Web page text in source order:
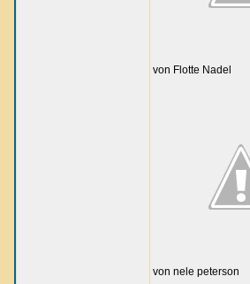
von Flotte Nadel
von nele peterson